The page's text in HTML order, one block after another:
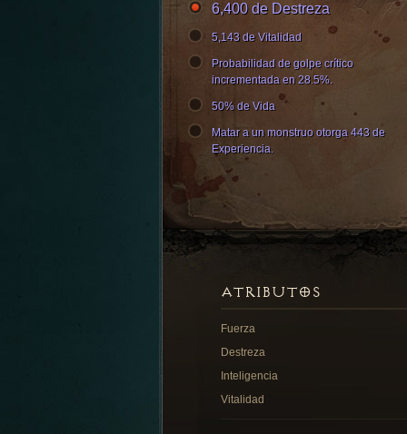
6,400 de Destreza
5,143 de Vitalidad
Probabilidad de golpe crítico
incrementada en 28.5%.
50% de Vida
Matar a un monstruo otorga 443 de
Experiencia.
ATRIBUTOS
Fuerza
Destreza
Inteligencia
Vitalidad